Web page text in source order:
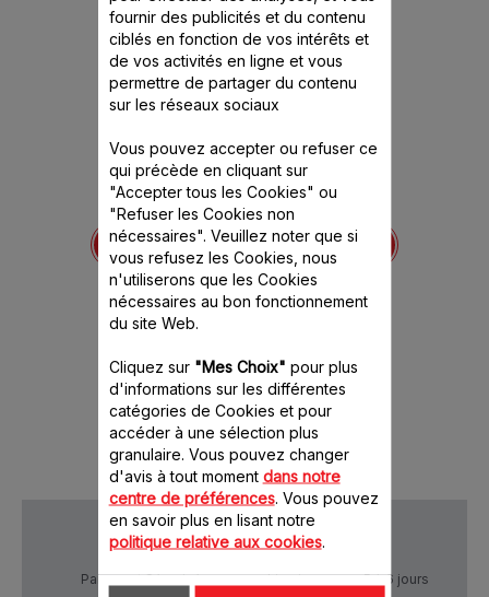
Balance pour
Companion XF38E110
Encore plus de précision et
de facilité pour une
réussite garantie de vos
recettes !
Stock disponible.
45.60 CHF
Ajouter au panier
Paiement Sécurisé Livraison sous 5 à 6 jours
fournir des publicités et du contenu
ciblés en fonction de vos intérêts et
de vos activités en ligne et vous
permettre de partager du contenu
sur les réseaux sociaux
Vous pouvez accepter ou refuser ce
qui précède en cliquant sur
"Accepter tous les Cookies" ou
"Refuser les Cookies non
nécessaires". Veuillez noter que si
vous refusez les Cookies, nous
n'utiliserons que les Cookies
nécessaires au bon fonctionnement
du site Web.
Cliquez sur "Mes Choix" pour plus
d'informations sur les différentes
catégories de Cookies et pour
accéder à une sélection plus
granulaire. Vous pouvez changer
d'avis à tout moment dans notre
centre de préférences. Vous pouvez
en savoir plus en lisant notre
politique relative aux cookies.